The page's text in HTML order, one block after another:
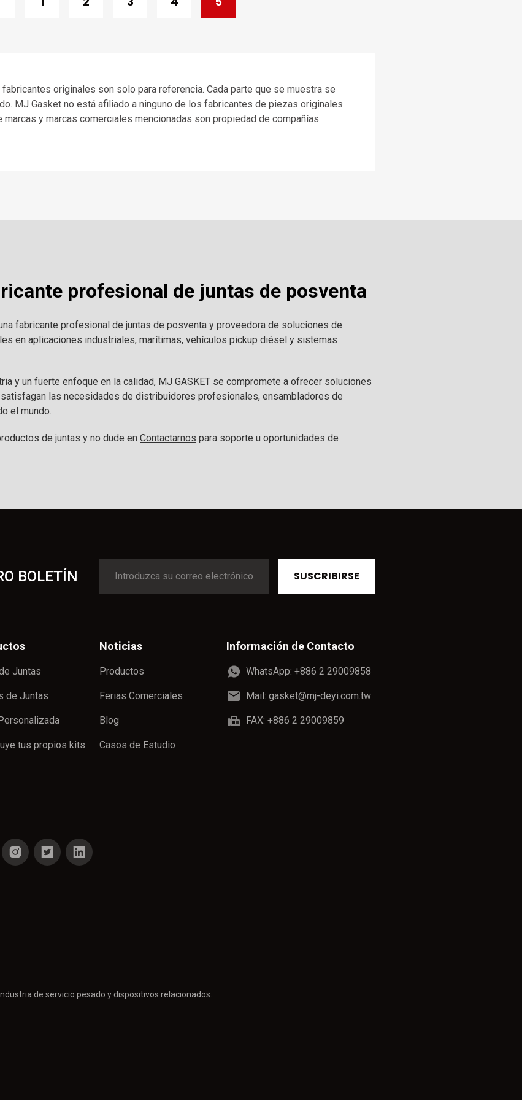
originales son solo para referencia. Cada parte que se muestra se
MJ Gasket no está afiliado a ninguno de los fabricantes de piezas originales
y marcas comerciales mencionadas son propiedad de compañías
profesional de juntas de posventa
fabricante profesional de juntas de posventa y proveedora de soluciones de
en aplicaciones industriales, marítimas, vehículos pickup diésel y sistemas
y un fuerte enfoque en la calidad, MJ GASKET se compromete a ofrecer soluciones
las necesidades de distribuidores profesionales, ensambladores de
el mundo.
de juntas y no dude en Contactarnos para soporte u oportunidades de
BOLETÍN SUSCRIBIRSE
Juntas
de Juntas
tus propios kits
Noticias
Productos
Ferias Comerciales
Blog
Casos de Estudio
Información de Contacto
WhatsApp: +886 2 29009858
Mail: gasket@mj-deyi.com.tw
FAX: +886 2 29009859
de servicio pesado y dispositivos relacionados.